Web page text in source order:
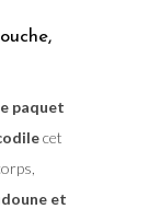
paquet
cet
et